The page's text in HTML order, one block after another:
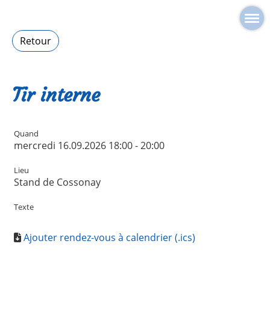
Retour
Tir interne
Quand
mercredi 16.09.2026 18:00 - 20:00
Lieu
Stand de Cossonay
Texte
Ajouter rendez-vous à calendrier (.ics)